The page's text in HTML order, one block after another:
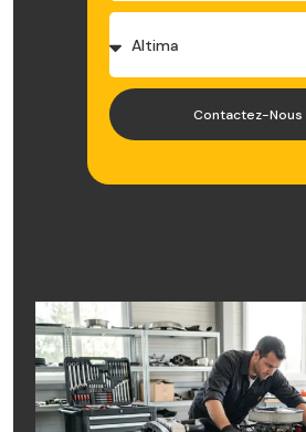
Contactez-Nous